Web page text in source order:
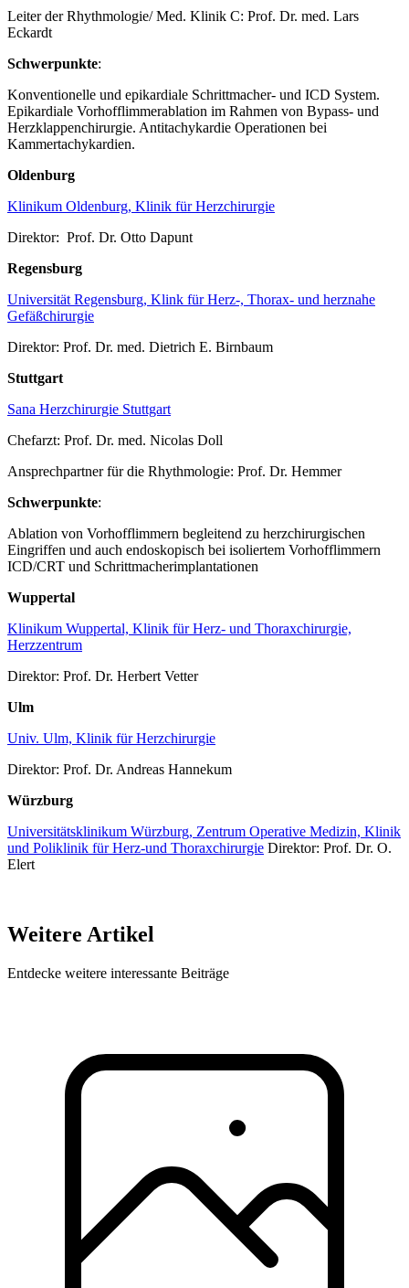
Leiter der Rhythmologie/ Med. Klinik C: Prof. Dr. med. Lars
Eckardt
Schwerpunkte:
Konventionelle und epikardiale Schrittmacher- und ICD System.
Epikardiale Vorhofflimmerablation im Rahmen von Bypass- und
Herzklappenchirurgie. Antitachykardie Operationen bei
Kammertachykardien.
Oldenburg
Klinikum Oldenburg, Klinik für Herzchirurgie
Direktor: Prof. Dr. Otto Dapunt
Regensburg
Universität Regensburg, Klink für Herz-, Thorax- und herznahe
Gefäßchirurgie
Direktor: Prof. Dr. med. Dietrich E. Birnbaum
Stuttgart
Sana Herzchirurgie Stuttgart
Chefarzt: Prof. Dr. med. Nicolas Doll
Ansprechpartner für die Rhythmologie: Prof. Dr. Hemmer
Schwerpunkte:
Ablation von Vorhofflimmern begleitend zu herzchirurgischen
Eingriffen und auch endoskopisch bei isoliertem Vorhofflimmern
ICD/CRT und Schrittmacherimplantationen
Wuppertal
Klinikum Wuppertal, Klinik für Herz- und Thoraxchirurgie,
Herzzentrum
Direktor: Prof. Dr. Herbert Vetter
Ulm
Univ. Ulm, Klinik für Herzchirurgie
Direktor: Prof. Dr. Andreas Hannekum
Würzburg
Universitätsklinikum Würzburg, Zentrum Operative Medizin, Klinik
und Poliklinik für Herz-und Thoraxchirurgie Direktor: Prof. Dr. O.
Elert
Weitere Artikel
Entdecke weitere interessante Beiträge